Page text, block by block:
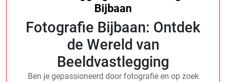
Bijbaan
Fotografie Bijbaan: Ontdek
de Wereld van
Beeldvastlegging
Ben je gepassioneerd door fotografie en op zoek